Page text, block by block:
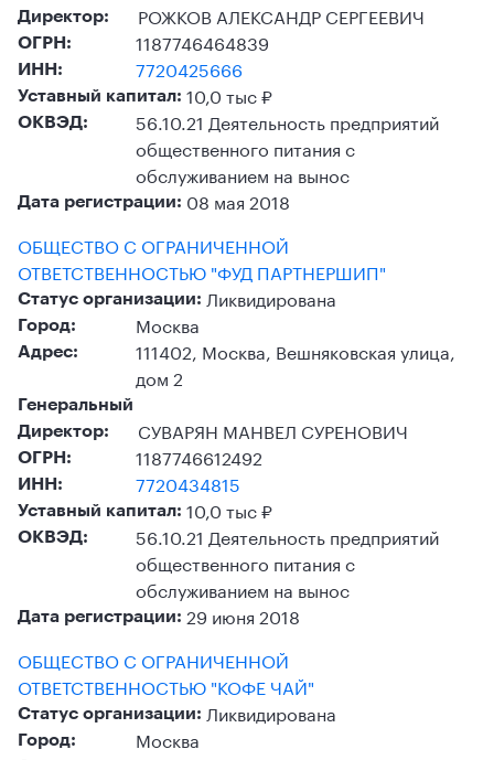
Директор:
РОЖКОВ АЛЕКСАНДР СЕРГЕЕВИЧ
ОГРН: 1187746464839
ИНН: 7720425666
Уставный капитал: 10,0 тыс ₽
ОКВЭД:
56.10.21 Деятельность предприятий
общественного питания с
обслуживанием на вынос
Дата регистрации: 08 мая 2018
ОБЩЕСТВО С ОГРАНИЧЕННОЙ
ОТВЕТСТВЕННОСТЬЮ "ФУД ПАРТНЕРШИП"
Статус организации: Ликвидирована
Город: Москва
Адрес:
111402, Москва, Вешняковская улица,
дом 2
Генеральный
Директор:
СУВАРЯН МАНВЕЛ СУРЕНОВИЧ
ОГРН: 1187746612492
ИНН: 7720434815
Уставный капитал: 10,0 тыс ₽
ОКВЭД:
56.10.21 Деятельность предприятий
общественного питания с
обслуживанием на вынос
Дата регистрации: 29 июня 2018
ОБЩЕСТВО С ОГРАНИЧЕННОЙ
ОТВЕТСТВЕННОСТЬЮ "КОФЕ ЧАЙ"
Статус организации: Ликвидирована
Город: Москва